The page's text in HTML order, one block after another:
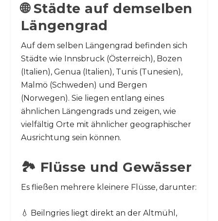
🌐 Städte auf demselben
Längengrad
Auf dem selben Längengrad befinden sich
Städte wie Innsbruck (Österreich), Bozen
(Italien), Genua (Italien), Tunis (Tunesien),
Malmö (Schweden) und Bergen
(Norwegen). Sie liegen entlang eines
ähnlichen Längengrads und zeigen, wie
vielfältig Orte mit ähnlicher geographischer
Ausrichtung sein können.
🏞️ Flüsse und Gewässer
Es fließen mehrere kleinere Flüsse, darunter:
💧 Beilngries liegt direkt an der Altmühl,